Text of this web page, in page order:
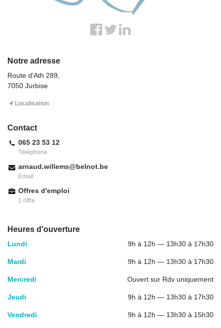
Notre adresse
Route d'Ath 289,
7050 Jurbise
Localisation
Contact
065 23 53 12
Téléphone
arnaud.willems@belnot.be
Email
Offres d'emploi
1 offre
Heures d'ouverture
Lundi 9h à 12h — 13h30 à 17h30
Mardi 9h à 12h — 13h30 à 17h30
Mercredi Ouvert sur Rdv uniquement
Jeudi 9h à 12h — 13h30 à 17h30
Vendredi 9h à 12h — 13h30 à 15h30